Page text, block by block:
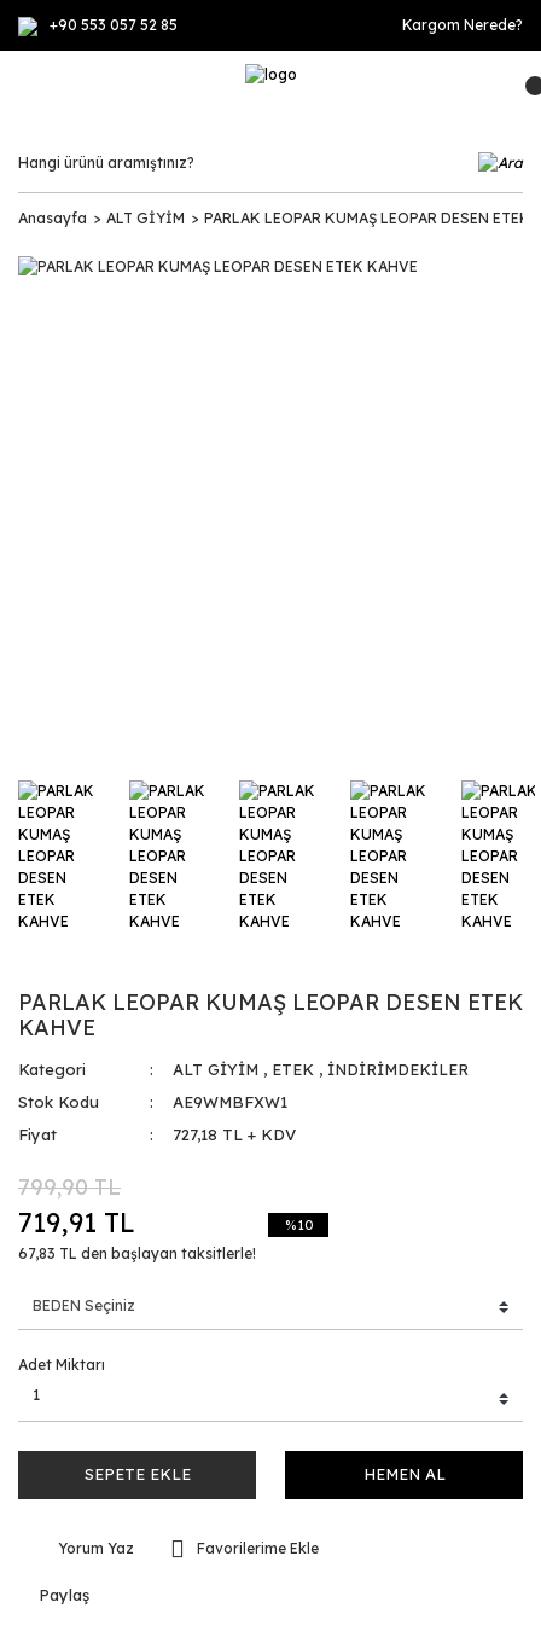
+90 553 057 52 85 Kargom Nerede?
Anasayfa ALT GİYİM PARLAK LEOPAR KUMAŞ LEOPAR DESEN ETEK
PARLAK LEOPAR KUMAŞ LEOPAR DESEN ETEK
KAHVE
Kategori ALT GİYİM , ETEK , İNDİRİMDEKİLER
Stok Kodu
AE9WMBFXW1
Fiyat
727,18 TL + KDV
799,90 TL
719,91 TL
67,83 TL den başlayan taksitlerle!
%10
Adet Miktarı
SEPETE EKLE HEMEN AL
Yorum Yaz
Paylaş